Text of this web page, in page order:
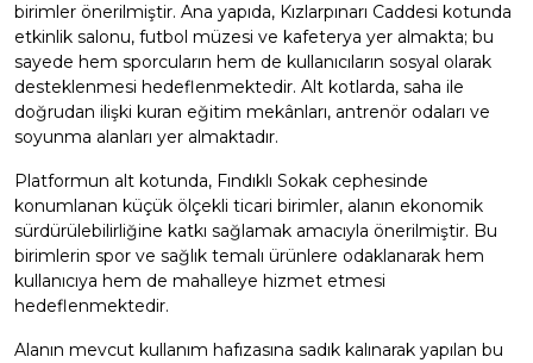
birimler önerilmiştir. Ana yapıda, Kızlarpınarı Caddesi kotunda
etkinlik salonu, futbol müzesi ve kafeterya yer almakta; bu
sayede hem sporcuların hem de kullanıcıların sosyal olarak
desteklenmesi hedeflenmektedir. Alt kotlarda, saha ile
doğrudan ilişki kuran eğitim mekânları, antrenör odaları ve
soyunma alanları yer almaktadır.
Platformun alt kotunda, Fındıklı Sokak cephesinde
konumlanan küçük ölçekli ticari birimler, alanın ekonomik
sürdürülebilirliğine katkı sağlamak amacıyla önerilmiştir. Bu
birimlerin spor ve sağlık temalı ürünlere odaklanarak hem
kullanıcıya hem de mahalleye hizmet etmesi
hedeflenmektedir.
Alanın mevcut kullanım hafızasına sadık kalınarak yapılan bu